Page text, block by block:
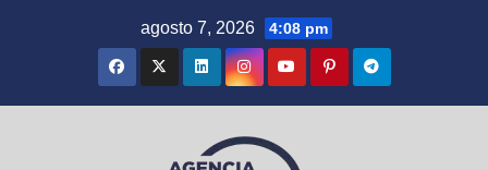
agosto 7, 2026 4:08 pm